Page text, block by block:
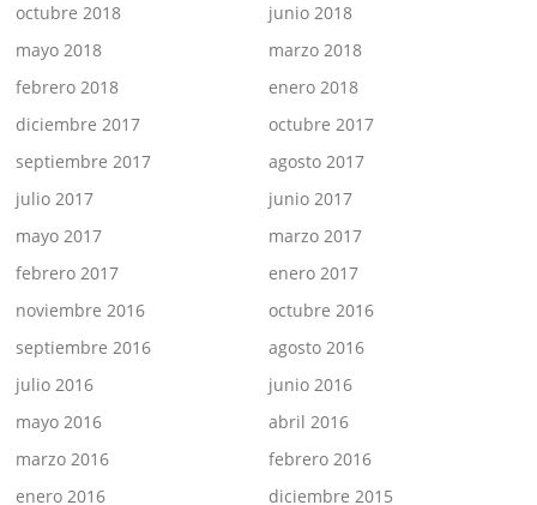
octubre 2018
junio 2018
mayo 2018
marzo 2018
febrero 2018
enero 2018
diciembre 2017
octubre 2017
septiembre 2017
agosto 2017
julio 2017
junio 2017
mayo 2017
marzo 2017
febrero 2017
enero 2017
noviembre 2016
octubre 2016
septiembre 2016
agosto 2016
julio 2016
junio 2016
mayo 2016
abril 2016
marzo 2016
febrero 2016
enero 2016
diciembre 2015